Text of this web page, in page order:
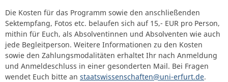
Die Kosten für das Programm sowie den anschließenden
Sektempfang, Fotos etc. belaufen sich auf 15,- EUR pro Person,
mithin für Euch, als Absolventinnen und Absolventen wie auch
jede Begleitperson. Weitere Informationen zu den Kosten
sowie den Zahlungsmodalitäten erhaltet Ihr nach Anmeldung
und Anmeldeschluss in einer gesonderten Mail. Bei Fragen
wendet Euch bitte an staatswissenschaften@uni-erfurt.de.